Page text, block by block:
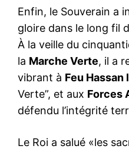
Enfin, le Souverain a
gloire dans le long fil
À la veille du
la Marche Verte, il a
vibrant à Feu Hassan
Verte”, et aux Forces
défendu l’intégrité
Le Roi a salué «les